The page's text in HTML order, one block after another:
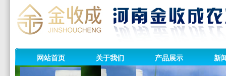
网站首页 关于我们 产品展示 新